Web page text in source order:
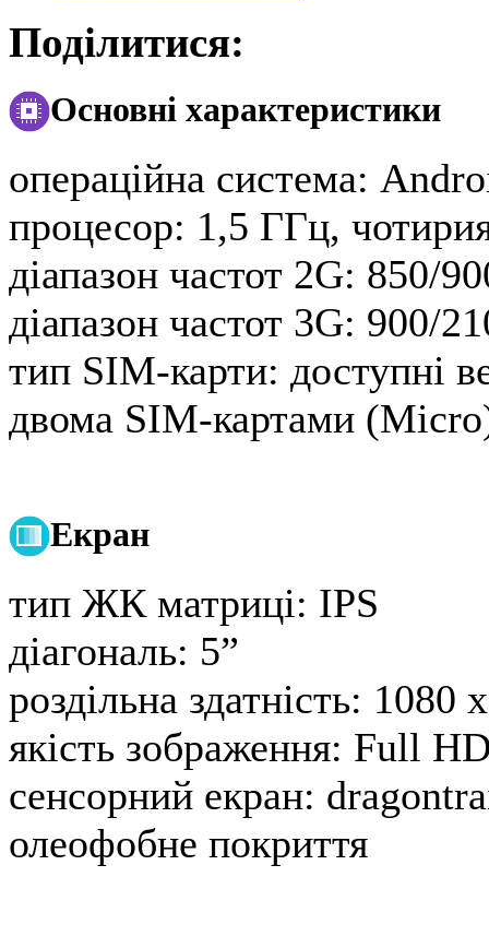
Поділитися:
Основні характеристики
операційна система:
процесор: 1,5 ГГц,
діапазон частот 2G: 850/
діапазон частот 3G: 900/
тип SIM-карти: доступні
двома SIM-картами
Екран
тип ЖК матриці: IPS
діагональ: 5”
роздільна здатність: 1080
якість зображення: Full
сенсорний екран:
олеофобне покриття